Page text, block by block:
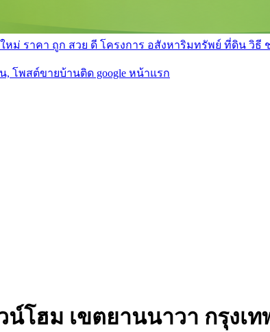
ม่ ราคา ถูก สวย ดี โครงการ อสังหาริมทรัพย์ ที่ดิน วิธี
โพสต์ขายบ้านติด google หน้าแรก
โฮม เขตยานนาวา กรุงเท